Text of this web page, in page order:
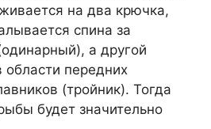
на два крючка,
спина за
а другой
области передних
(тройник). Тогда
будет значительно